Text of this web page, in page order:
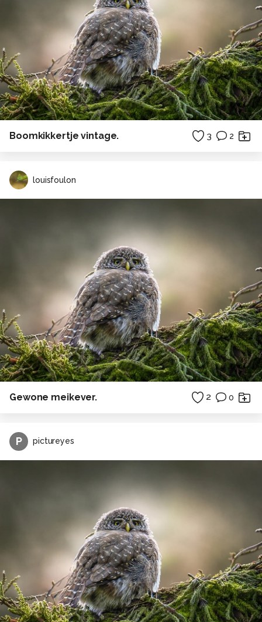
Boomkikkertje vintage. 3 2
louisfoulon
Gewone meikever. 2 0
P pictureyes